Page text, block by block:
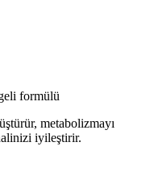
formülü
metabolizmayı
iyileştirir.